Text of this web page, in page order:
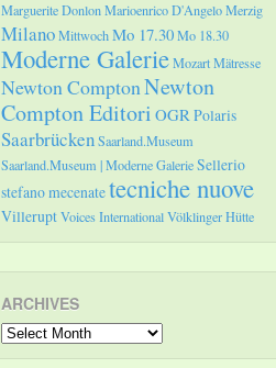
Marguerite DonlonMarioenrico D'AngeloMerzig
MilanoMittwochMo 17.30Mo 18.30
Moderne GalerieMozartMätresse
Newton ComptonNewton
Compton Editori OGRPolaris
SaarbrückenSaarland.Museum
Saarland.Museum | Moderne GalerieSellerio
stefano mecenatetecniche nuove
VilleruptVoices InternationalVölklinger Hütte
ARCHIVES
Archives